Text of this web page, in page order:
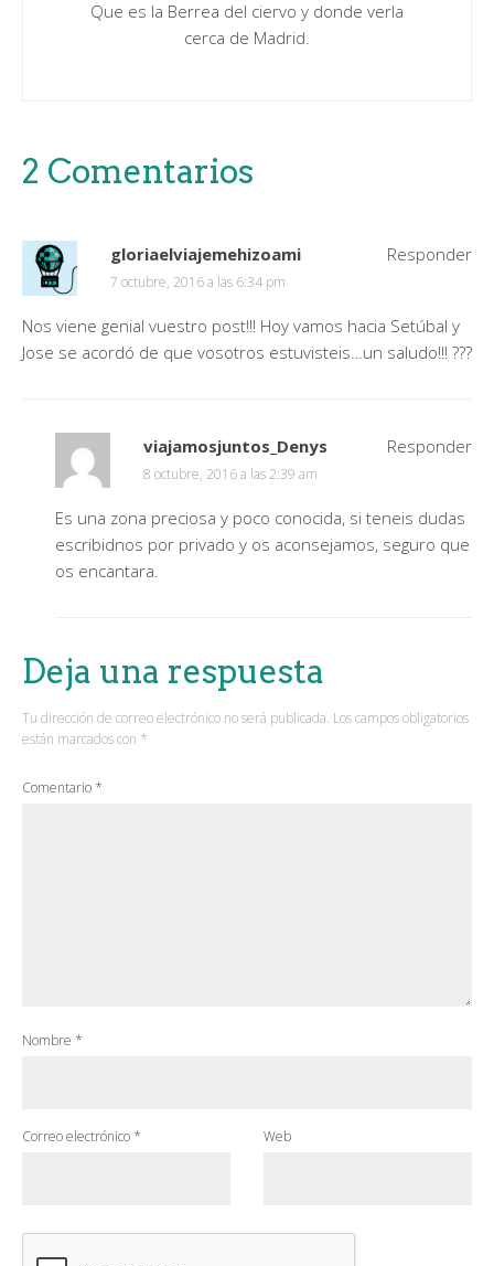
Que es la Berrea del ciervo y donde verla
cerca de Madrid.
2 Comentarios
gloriaelviajemehizoami
7 octubre, 2016 a las 6:34 pm
Nos viene genial vuestro post!!! Hoy vamos hacia Setúbal y
Jose se acordó de que vosotros estuvisteis…un saludo!!! ???
Responder
viajamosjuntos_Denys
8 octubre, 2016 a las 2:39 am
Es una zona preciosa y poco conocida, si teneis dudas
escribidnos por privado y os aconsejamos, seguro que
os encantara.
Responder
Deja una respuesta
Tu dirección de correo electrónico no será publicada. Los campos obligatorios
están marcados con *
Comentario *
Nombre *
Correo electrónico * Web